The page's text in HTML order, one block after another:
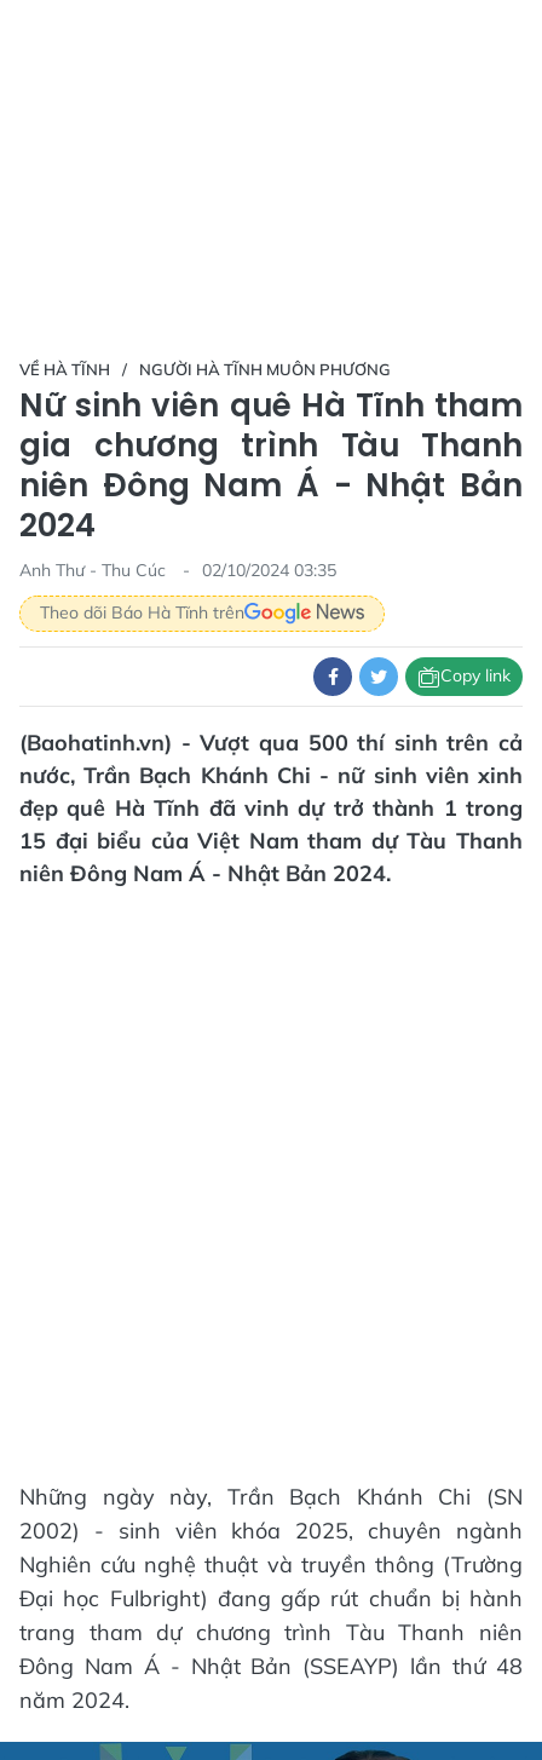
VỀ HÀ TĨNH NGƯỜI HÀ TĨNH MUÔN PHƯƠNG
Nữ sinh viên quê Hà Tĩnh tham
gia chương trình Tàu Thanh
niên Đông Nam Á - Nhật Bản
2024
Anh Thư - Thu Cúc
02/10/2024 03:35
Theo dõi Báo Hà Tĩnh trên
Copy link
(Baohatinh.vn) - Vượt qua 500 thí sinh trên cả
nước, Trần Bạch Khánh Chi - nữ sinh viên xinh
đẹp quê Hà Tĩnh đã vinh dự trở thành 1 trong
15 đại biểu của Việt Nam tham dự Tàu Thanh
niên Đông Nam Á - Nhật Bản 2024.
Những ngày này, Trần Bạch Khánh Chi (SN
2002) - sinh viên khóa 2025, chuyên ngành
Nghiên cứu nghệ thuật và truyền thông (Trường
Đại học Fulbright) đang gấp rút chuẩn bị hành
trang tham dự chương trình Tàu Thanh niên
Đông Nam Á - Nhật Bản (SSEAYP) lần thứ 48
năm 2024.